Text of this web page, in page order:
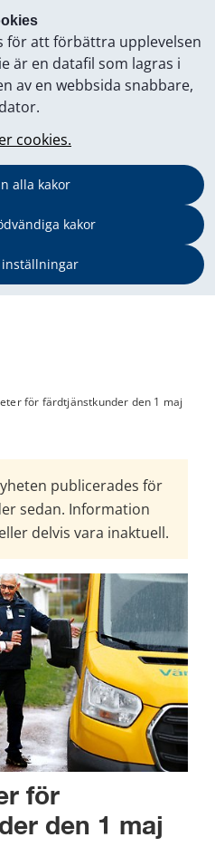
för att förbättra upplevelsen
är en datafil som lagras i
av en webbsida snabbare,
cookies.
alla kakor
kakor
inställningar
för färdtjänstkunder den 1 maj
publicerades för
sedan. Information
delvis vara inaktuell.
för
den 1 maj